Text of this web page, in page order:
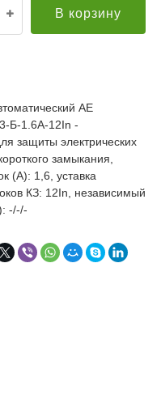
в Бурятию. Спасибо за
и быструю доставку!
отдельное спасибо
к делу, понимание и
В корзину
АЕ
Б-1.6А-12In -
защиты электрических
замыкания,
(А): 1,6, уставка
КЗ: 12In, независимый
-/-/-